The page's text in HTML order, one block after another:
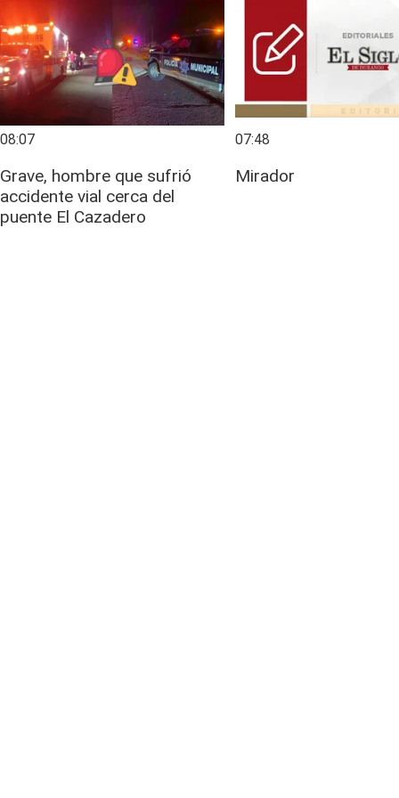
08:07
Grave, hombre que sufrió
accidente vial cerca del
puente El Cazadero
07:48
Mirador